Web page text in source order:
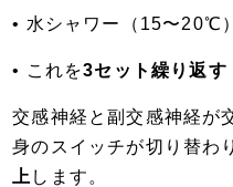
• 水シャワー（15〜20℃
• これを3セット繰り返す
交感神経と副交感神経が
身のスイッチが切り替わ
上 します。